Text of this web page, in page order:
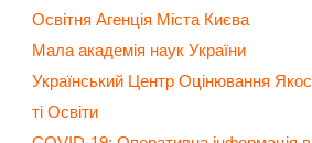
Освітня Агенція Міста Києва
Мала академія наук України
Український Центр Оцінювання Якос
ті Освіти